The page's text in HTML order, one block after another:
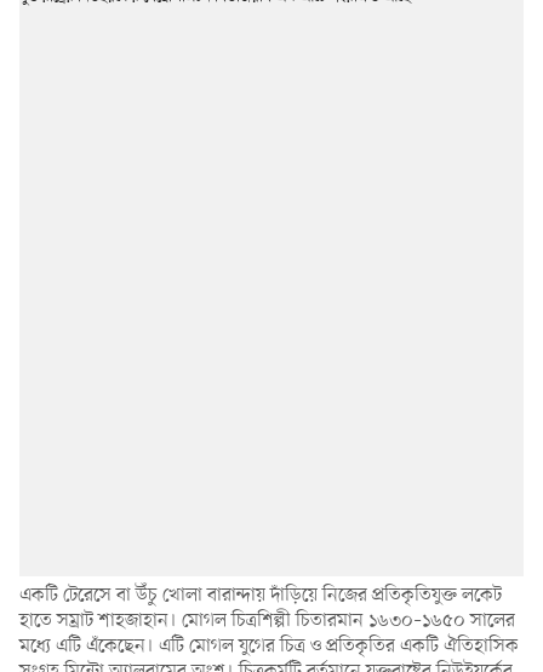
একটি টেরেসে বা উঁচু খোলা বারান্দায় দাঁড়িয়ে নিজের প্রতিকৃতিযুক্ত লকেট
হাতে সম্রাট শাহজাহান। মোগল চিত্রশিল্পী চিতারমান ১৬৩০–১৬৫০ সালের
মধ্যে এটি এঁকেছেন। এটি মোগল যুগের চিত্র ও প্রতিকৃতির একটি ঐতিহাসিক